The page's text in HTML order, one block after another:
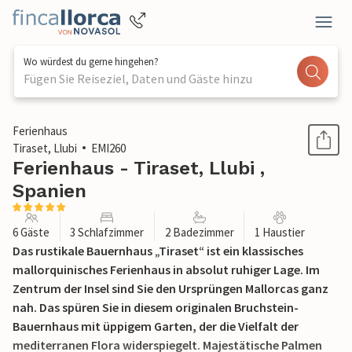
Wo würdest du gerne hingehen?
Fügen Sie Reiseziel, Daten und Gäste hinzu
1 / 42
Ferienhaus
Tiraset, Llubi
EMI260
Ferienhaus - Tiraset, Llubi ,
Spanien
6 Gäste 3 Schlafzimmer 2 Badezimmer 1 Haustier
Das rustikale Bauernhaus „Tiraset“ ist ein klassisches
mallorquinisches Ferienhaus in absolut ruhiger Lage. Im
Zentrum der Insel sind Sie den Ursprüngen Mallorcas ganz
nah. Das spüren Sie in diesem originalen Bruchstein-
Bauernhaus mit üppigem Garten, der die Vielfalt der
mediterranen Flora widerspiegelt. Majestätische Palmen